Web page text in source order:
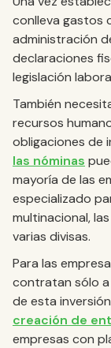
conlleva gastos
administración
declaraciones
legislación
También
recursos
obligaciones de
las nóminas
mayoría de las
especializado
multinacional,
varias divisas.
Para las
contratan sólo a
de esta
creación de
empresas con